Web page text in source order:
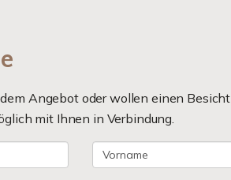
Angebot oder wollen einen
mit Ihnen in Verbindung.